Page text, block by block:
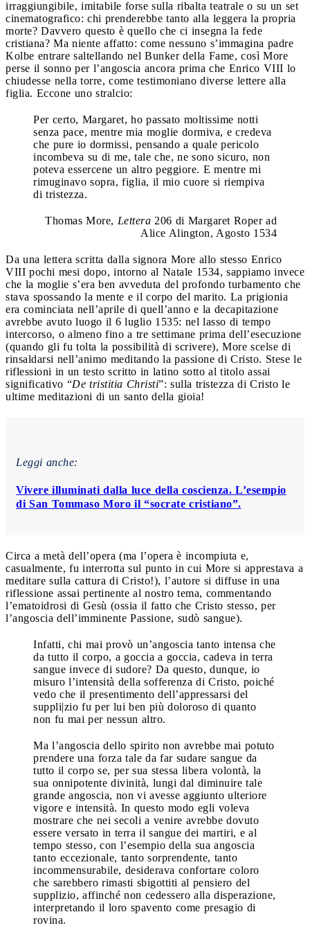
irraggiungibile, imitabile forse sulla ribalta teatrale o su un set
cinematografico: chi prenderebbe tanto alla leggera la propria
morte? Davvero questo è quello che ci insegna la fede
cristiana? Ma niente affatto: come nessuno s’immagina padre
Kolbe entrare saltellando nel Bunker della Fame, così More
perse il sonno per l’angoscia ancora prima che Enrico VIII lo
chiudesse nella torre, come testimoniano diverse lettere alla
figlia. Eccone uno stralcio:
Per certo, Margaret, ho passato moltissime notti
senza pace, mentre mia moglie dormiva, e credeva
che pure io dormissi, pensando a quale pericolo
incombeva su di me, tale che, ne sono sicuro, non
poteva essercene un altro peggiore. E mentre mi
rimuginavo sopra, figlia, il mio cuore si riempiva
di tristezza.
Thomas More, Lettera 206 di Margaret Roper ad
Alice Alington, Agosto 1534
Da una lettera scritta dalla signora More allo stesso Enrico
VIII pochi mesi dopo, intorno al Natale 1534, sappiamo invece
che la moglie s’era ben avveduta del profondo turbamento che
stava spossando la mente e il corpo del marito. La prigionia
era cominciata nell’aprile di quell’anno e la decapitazione
avrebbe avuto luogo il 6 luglio 1535: nel lasso di tempo
intercorso, o almeno fino a tre settimane prima dell’esecuzione
(quando gli fu tolta la possibilità di scrivere), More scelse di
rinsaldarsi nell’animo meditando la passione di Cristo. Stese le
riflessioni in un testo scritto in latino sotto al titolo assai
significativo “De tristitia Christi”: sulla tristezza di Cristo le
ultime meditazioni di un santo della gioia!
Leggi anche:
Vivere illuminati dalla luce della coscienza. L’esempio
di San Tommaso Moro il “socrate cristiano”.
Circa a metà dell’opera (ma l’opera è incompiuta e,
casualmente, fu interrotta sul punto in cui More si apprestava a
meditare sulla cattura di Cristo!), l’autore si diffuse in una
riflessione assai pertinente al nostro tema, commentando
l’ematoidrosi di Gesù (ossia il fatto che Cristo stesso, per
l’angoscia dell’imminente Passione, sudò sangue).
Infatti, chi mai provò un’angoscia tanto intensa che
da tutto il corpo, a goccia a goccia, cadeva in terra
sangue invece di sudore? Da questo, dunque, io
misuro l’intensità della sofferenza di Cristo, poiché
vedo che il presentimento dell’appressarsi del
suppli|zio fu per lui ben più doloroso di quanto
non fu mai per nessun altro.
Ma l’angoscia dello spirito non avrebbe mai potuto
prendere una forza tale da far sudare sangue da
tutto il corpo se, per sua stessa libera volontà, la
sua onnipotente divinità, lungi dal diminuire tale
grande angoscia, non vi avesse aggiunto ulteriore
vigore e intensità. In questo modo egli voleva
mostrare che nei secoli a venire avrebbe dovuto
essere versato in terra il sangue dei martiri, e al
tempo stesso, con l’esempio della sua angoscia
tanto eccezionale, tanto sorprendente, tanto
incommensurabile, desiderava confortare coloro
che sarebbero rimasti sbigottiti al pensiero del
supplizio, affinché non cedessero alla disperazione,
interpretando il loro spavento come presagio di
rovina.